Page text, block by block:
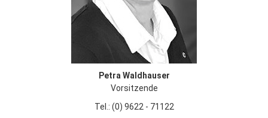
Petra Waldhauser
Vorsitzende
Tel.: (0) 9622 - 71122